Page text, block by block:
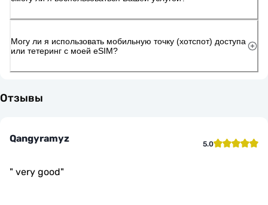
Могу ли я использовать мобильную точку (хотспот) доступа
или тетеринг с моей eSIM?
Отзывы
Qangyramyz 5.0
" very good"